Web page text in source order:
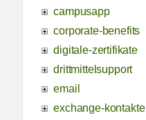
campusapp
corporate-benefits
digitale-zertifikate
drittmittelsupport
email
exchange-kontakte